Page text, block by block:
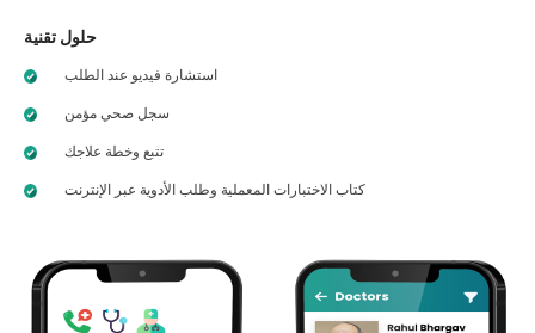
حلول تقنية
استشارة فيديو عند الطلب
سجل صحي مؤمن
تتبع وخطة علاجك
كتاب الاختبارات المعملية وطلب الأدوية عبر الإنترنت